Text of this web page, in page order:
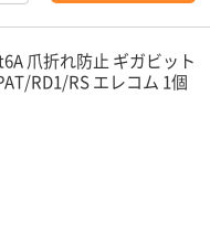
爪折れ防止 ギガビット
RD1/RS エレコム 1個